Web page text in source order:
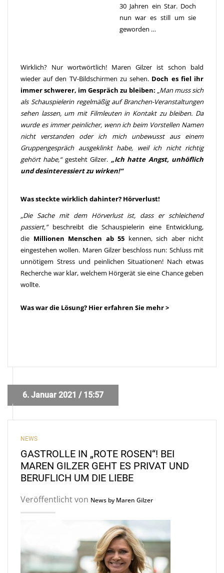
30 Jahren ein Star. Doch
nun war es still um sie
geworden …
Wirklich? Nur wortwörtlich! Maren Gilzer ist schon bald
wieder auf den TV-Bildschirmen zu sehen. Doch es fiel ihr
immer schwerer, im Gespräch zu bleiben: „Man muss sich
als Schauspielerin regelmäßig auf Branchen-Veranstaltungen
sehen lassen, um mit Filmleuten in Kontakt zu bleiben. Da
wurde es immer peinlicher, wenn ich beim Vorstellen Namen
nicht verstanden oder ich mich unbewusst aus einem
Gruppengespräch ausgeklinkt habe, weil ich nicht richtig
gehört habe,“ gesteht Gilzer. „Ich hatte Angst, unhöflich
und desinteressiert zu wirken!“
Was steckte wirklich dahinter? Hörverlust!
„Die Sache mit dem Hörverlust ist, dass er schleichend
passiert,”beschreibt die Schauspielerin eine Entwicklung,
die Millionen Menschen ab 55 kennen, sich aber nicht
eingestehen wollen. Maren Gilzer beschloss nun: Schluss mit
unnötigem Stress und peinlichen Situationen! Nach etwas
Recherche war klar, welchem Hörgerät sie eine Chance geben
wollte.
Was war die Lösung? Hier erfahren Sie mehr >
NEWS
GASTROLLE IN „ROTE ROSEN“! BEI
MAREN GILZER GEHT ES PRIVAT UND
BERUFLICH UM DIE LIEBE
Veröffentlicht von News by Maren Gilzer
6. Januar 2021 / 15:57